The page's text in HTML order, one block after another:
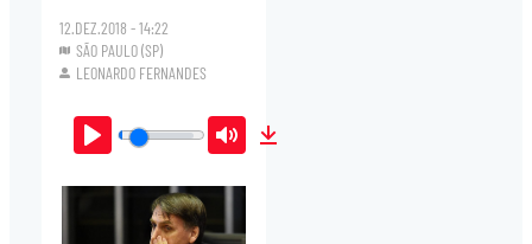
12.DEZ.2018 - 14:22
SÃO PAULO (SP)
LEONARDO FERNANDES
Play Mute